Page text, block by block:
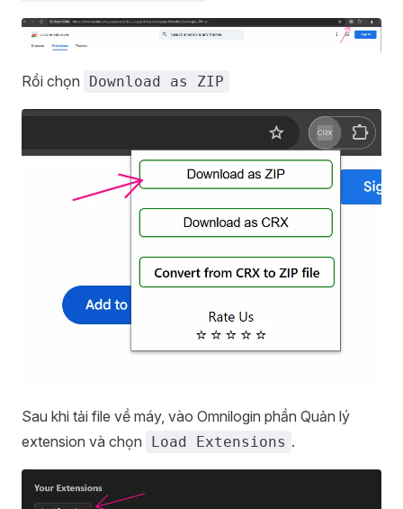
Rồi chọn Download as ZIP
Sau khi tải file về máy, vào Omnilogin phần Quản lý
extension và chọn
Load Extensions .